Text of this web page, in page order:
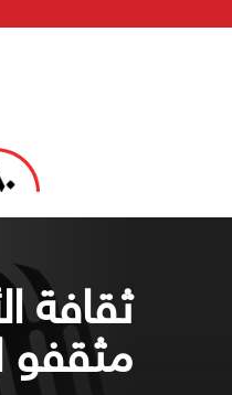
ثقافة
مثقفو